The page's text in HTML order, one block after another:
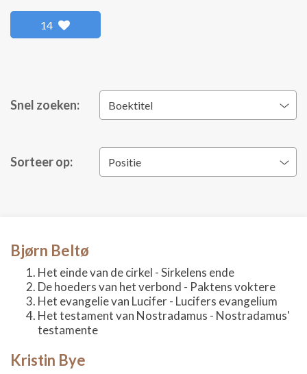
14
Snel zoeken: Boektitel
Sorteer op: Positie
Bjørn Beltø
Het einde van de cirkel - Sirkelens ende
De hoeders van het verbond - Paktens voktere
Het evangelie van Lucifer - Lucifers evangelium
Het testament van Nostradamus - Nostradamus'
testamente
Kristin Bye